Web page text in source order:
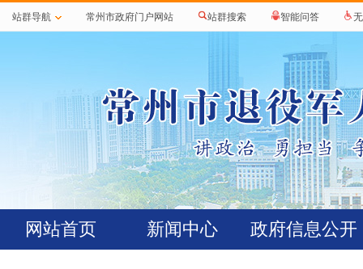
站群导航 常州市政府门户网站 站群搜索 智能问答
网站首页 新闻中心 政府信息公开